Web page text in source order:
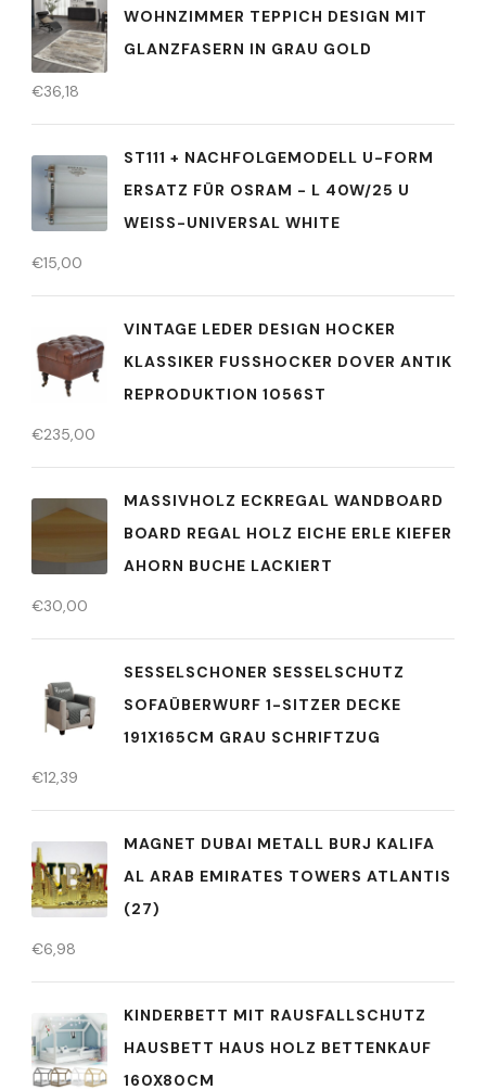
WOHNZIMMER TEPPICH DESIGN MIT
GLANZFASERN IN GRAU GOLD
€36,18
ST111 + NACHFOLGEMODELL U-FORM
ERSATZ FÜR OSRAM - L 40W/25 U
WEISS-UNIVERSAL WHITE
€15,00
VINTAGE LEDER DESIGN HOCKER
KLASSIKER FUSSHOCKER DOVER ANTIK R
EPRODUKTION 1056ST
€235,00
MASSIVHOLZ ECKREGAL WANDBOARD
BOARD REGAL HOLZ EICHE ERLE KIEFER
AHORN BUCHE LACKIERT
€30,00
SESSELSCHONER SESSELSCHUTZ
SOFAÜBERWURF 1-SITZER DECKE
191X165CM GRAU SCHRIFTZUG
€12,39
MAGNET DUBAI METALL BURJ KALIFA
AL ARAB EMIRATES TOWERS ATLANTIS
(27)
€6,98
KINDERBETT MIT RAUSFALLSCHUTZ
HAUSBETT HAUS HOLZ BETTENKAUF
160X80CM